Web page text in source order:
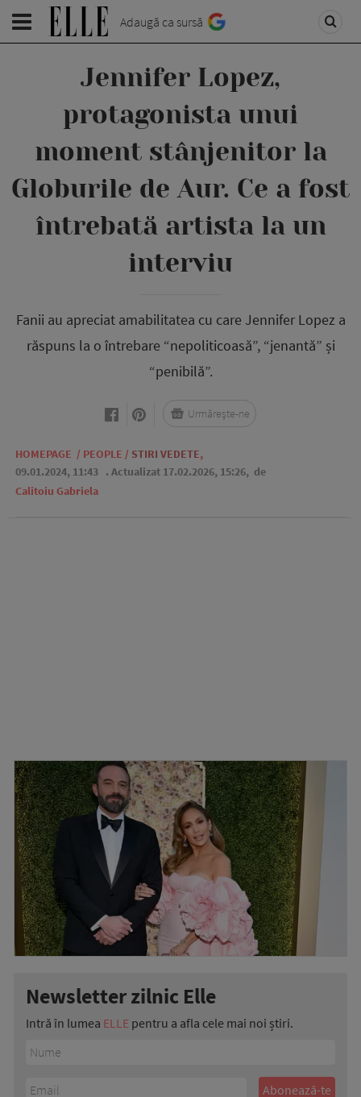
Adaugă ca sursă
Jennifer Lopez,
protagonista unui
moment stânjenitor la
Globurile de Aur. Ce a fost
întrebată artista la un
interviu
Fanii au apreciat amabilitatea cu care Jennifer Lopez a
răspuns la o întrebare “nepoliticoasă”, “jenantă” și
“penibilă”.
HOMEPAGE / PEOPLE / STIRI VEDETE,
09.01.2024, 11:43 . Actualizat 17.02.2026, 15:26, de
Calitoiu Gabriela
Urmărește-ne
Newsletter zilnic Elle
Intră în lumea ELLE pentru a afla cele mai noi știri.